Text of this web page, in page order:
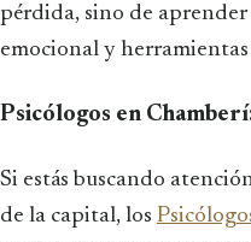
pérdida, sino de
emocional y herramientas
Psicólogos en
Si estás buscando
de la capital, los